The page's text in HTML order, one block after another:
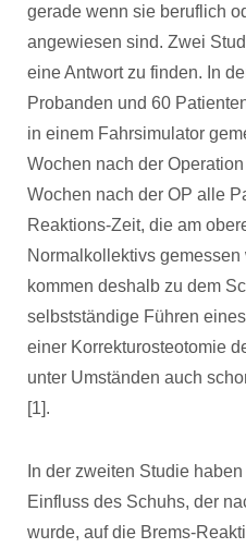
gerade wenn sie beruflich
angewiesen sind. Zwei
eine Antwort zu finden. In
Probanden und 60
in einem Fahrsimulator
Wochen nach der
Wochen nach der OP alle
Reaktions-Zeit, die am
Normalkollektivs gemessen
kommen deshalb zu dem
selbstständige Führen
einer Korrekturosteotomie
unter Umständen auch
[1].
In der zweiten Studie
Einfluss des Schuhs, der
wurde, auf die Brems-